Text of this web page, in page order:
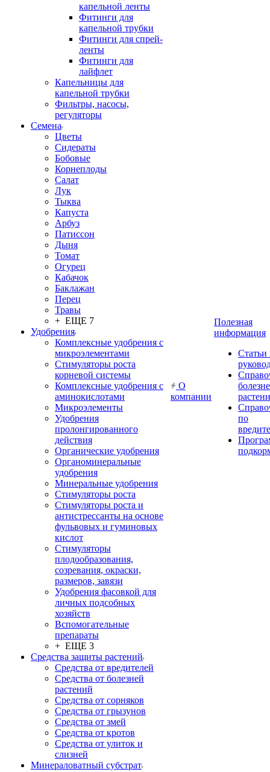
капельной ленты
Фитинги для
капельной трубки
Фитинги для спрей-
ленты
Фитинги для
лайфлет
Капельницы для
капельной трубки
Фильтры, насосы,
регуляторы
Семена
Цветы
Сидераты
Бобовые
Корнеплоды
Салат
Лук
Тыква
Капуста
Арбуз
Патиссон
Дыня
Томат
Огурец
Кабачок
Баклажан
Перец
Травы
+ ЕЩЕ 7
Удобрения
Комплексные удобрения с
микроэлементами
Стимуляторы роста
корневой системы
Комплексные удобрения с
аминокислотами
Микроэлементы
Удобрения
пролонгированного
действия
Органические удобрения
Органоминеральные
удобрения
Минеральные удобрения
Стимуляторы роста
Стимуляторы роста и
антистрессанты на основе
фульвовых и гуминовых
кислот
Стимуляторы
плодообразования,
созревания, окраски,
размеров, завязи
Удобрения фасовкой для
личных подсобных
хозяйств
Вспомогательные
препараты
+ ЕЩЕ 3
Средства защиты растений
Средства от вредителей
Средства от болезней
растений
Средства от сорняков
Средства от грызунов
Средства от змей
Средства от кротов
Средства от улиток и
слизней
Минераловатный субстрат
О
компании
Полезная
информация
Статьи
по